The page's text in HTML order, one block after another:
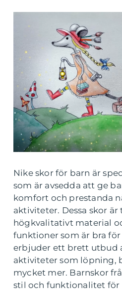
Nike skor för barn är
som är avsedda att ge
komfort och prestanda
aktiviteter. Dessa skor
högkvalitativt material
funktioner som är bra
erbjuder ett brett utbud
aktiviteter som löpning,
mycket mer. Barnskor
stil och funktionalitet för